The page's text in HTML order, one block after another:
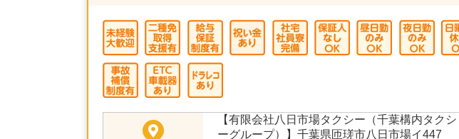
【有限会社八日市場タクシー（千葉構内タクシ
ーグループ）】千葉県匝瑳市八日市場イ447